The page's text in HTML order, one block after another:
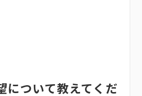
について教えてくだ